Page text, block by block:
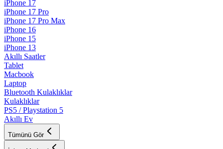
iPhone 17
iPhone 17 Pro
iPhone 17 Pro Max
iPhone 16
iPhone 15
iPhone 13
Akıllı Saatler
Tablet
Macbook
Laptop
Bluetooth Kulaklıklar
Kulaklıklar
PS5 / Playstation 5
Akıllı Ev
Tümünü Gör